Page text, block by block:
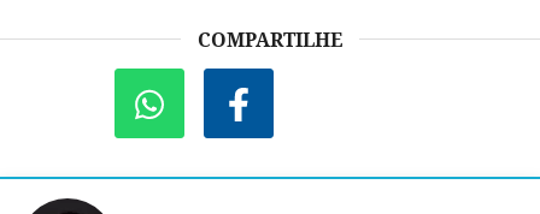
COMPARTILHE